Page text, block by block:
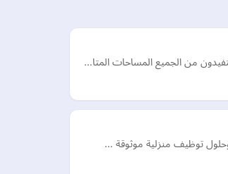
من الجميع المساحات المتا…
وحلول توظيف منزلية موثوقة …